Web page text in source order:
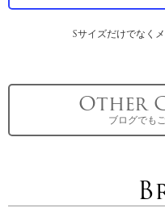
Sサイズだけでなく
Other
ブログでも